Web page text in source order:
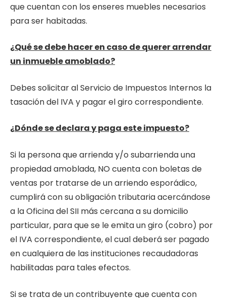
que cuentan con los enseres muebles necesarios
para ser habitadas.
¿Qué se debe hacer en caso de querer arrendar
un inmueble amoblado?
Debes solicitar al Servicio de Impuestos Internos la
tasación del IVA y pagar el giro correspondiente.
¿Dónde se declara y paga este impuesto?
Si la persona que arrienda y/o subarrienda una
propiedad amoblada, NO cuenta con boletas de
ventas por tratarse de un arriendo esporádico,
cumplirá con su obligación tributaria acercándose
a la Oficina del SII más cercana a su domicilio
particular, para que se le emita un giro (cobro) por
el IVA correspondiente, el cual deberá ser pagado
en cualquiera de las instituciones recaudadoras
habilitadas para tales efectos.
Si se trata de un contribuyente que cuenta con